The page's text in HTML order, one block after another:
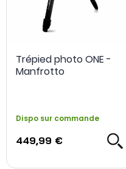
Trépied photo ONE -
Manfrotto
Dispo sur commande
449,99 €